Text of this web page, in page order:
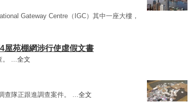
Gateway Centre（IGC）其中一座大樓，
屋苑棚網涉行使虛假文書
。 ...全文
查隊正跟進調查案件。 ...全文